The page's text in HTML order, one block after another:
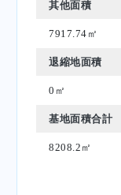
其他面積
7917.74㎡
退縮地面積
0㎡
基地面積合計
8208.2㎡